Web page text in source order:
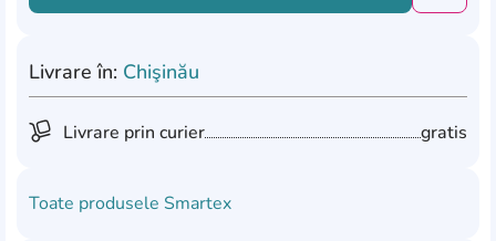
Livrare în: Chişinău
Livrare prin curier gratis
Toate produsele Smartex